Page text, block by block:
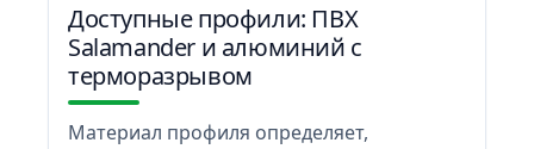
Доступные профили: ПВХ
Salamander и алюминий с
терморазрывом
Материал профиля определяет,